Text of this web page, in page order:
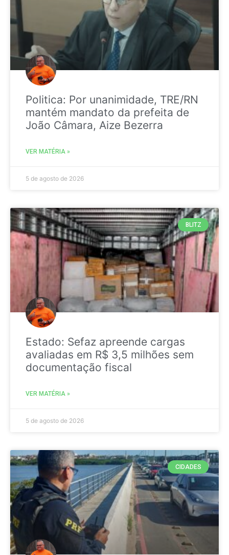
Politica: Por unanimidade, TRE/RN
mantém mandato da prefeita de
João Câmara, Aize Bezerra
VER MATÉRIA »
5 de agosto de 2026
BLITZ
Estado: Sefaz apreende cargas
avaliadas em R$ 3,5 milhões sem
documentação fiscal
VER MATÉRIA »
5 de agosto de 2026
CIDADES